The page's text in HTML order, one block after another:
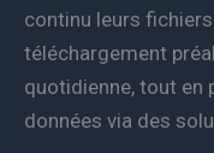
continu leurs
téléchargement
quotidienne, tout en
données via des